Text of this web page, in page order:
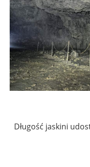
Długość jaskini